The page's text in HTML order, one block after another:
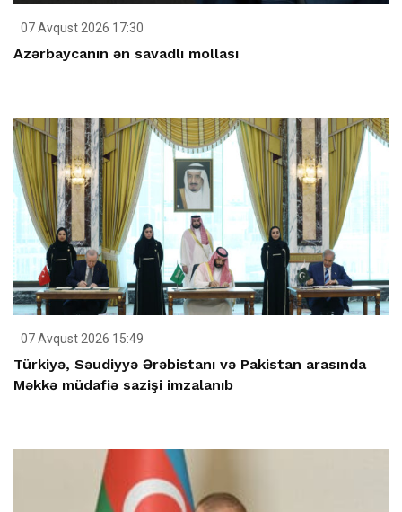
07 Avqust 2026 17:30
Azərbaycanın ən savadlı mollası
07 Avqust 2026 15:49
Türkiyə, Səudiyyə Ərəbistanı və Pakistan arasında
Məkkə müdafiə sazişi imzalanıb